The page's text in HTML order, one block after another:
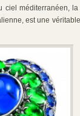
méditerranéen,
est une